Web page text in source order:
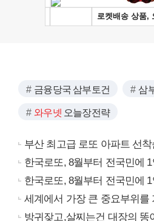
금융당국 삼부토건 삼
와우넷 오늘장전략
부산 최고급 로또 아파트 선
한국로또, 8월부터 전국민에
한국로또, 8월부터 전국민에
세계에서 가장 큰 중요부위를
방귀잦고,살찌는건 대장의 똥